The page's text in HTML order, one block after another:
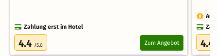
Zahlung erst im Hotel
4.4 /5.0 Zum Angebot 4.4